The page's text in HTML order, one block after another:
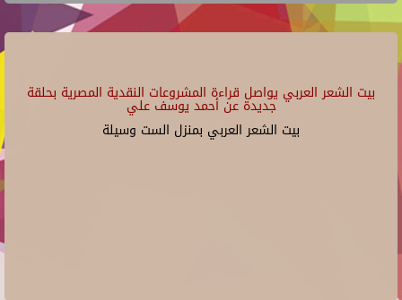
بيت الشعر العربي يواصل قراءة المشروعات النقدية المصرية بحلقة
جديدة عن أحمد يوسف علي
بيت الشعر العربي بمنزل الست وسيلة